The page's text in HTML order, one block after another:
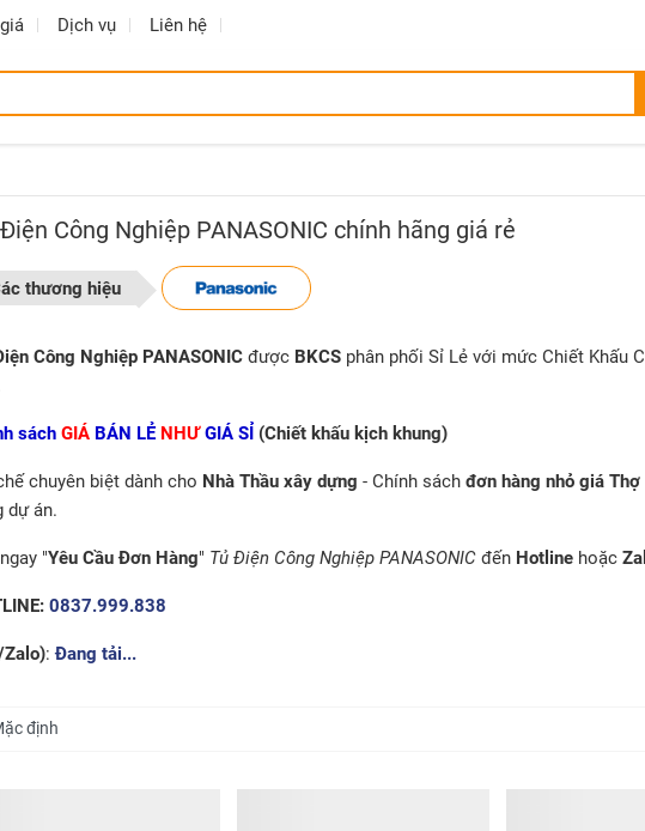
Dịch vụ Liên hệ
Công Nghiệp PANASONIC chính hãng giá rẻ
thương hiệu
Công Nghiệp PANASONIC được BKCS phân phối Sỉ Lẻ với mức Chiết Khấu
sách GIÁ BÁN LẺ NHƯ GIÁ SỈ (Chiết khấu kịch khung)
chuyên biệt dành cho Nhà Thầu xây dựng - Chính sách đơn hàng nhỏ giá Thợ
dự án.
"Yêu Cầu Đơn Hàng" Tủ Điện Công Nghiệp PANASONIC đến Hotline hoặc
0837.999.838
Zalo):Đang tải...